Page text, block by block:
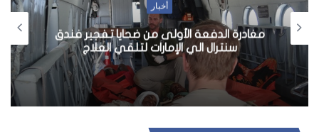
أخبار
مغادرة الدفعة الأولى من ضحايا تفجير فندق
سنترال الي الإمارات لتلقي العلاج